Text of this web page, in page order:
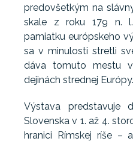
predovšetkým na
skale z roku 179 n.
pamiatku európskeho
sa v minulosti stretli
dáva tomuto mestu
dejinách strednej Európy.
Výstava predstavuje
Slovenska v 1. až 4.
hranici Rímskej ríše –